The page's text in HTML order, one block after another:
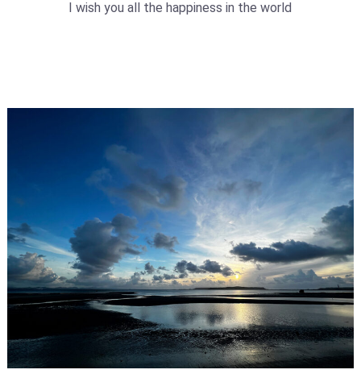
I wish you all the happiness in the world